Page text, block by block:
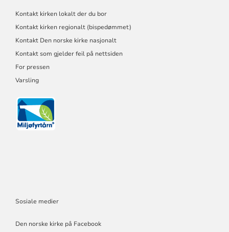
Kontakt kirken lokalt der du bor
Kontakt kirken regionalt (bispedømmet)
Kontakt Den norske kirke nasjonalt
Kontakt som gjelder feil på nettsiden
For pressen
Varsling
Sosiale medier
Den norske kirke på Facebook